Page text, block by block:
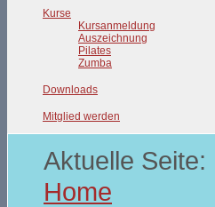
Kurse
Kursanmeldung
Auszeichnung
Pilates
Zumba
Downloads
Mitglied werden
Aktuelle Seite:
Home